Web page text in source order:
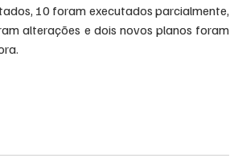
10 foram executados parcialmente,
alterações e dois novos planos foram